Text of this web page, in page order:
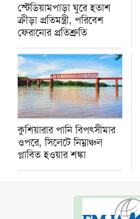
স্টেডিয়ামপাড়া ঘুরে হতাশ
ক্রীড়া প্রতিমন্ত্রী, পরিবেশ
ফেরানোর প্রতিশ্রুতি
কুশিয়ারার পানি বিপৎসীমার
ওপরে, সিলেটে নিম্নাঞ্চল
প্লাবিত হওয়ার শঙ্কা